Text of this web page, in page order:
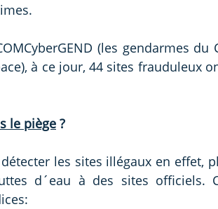
(les gendarmes du
à ce jour, 44 sites frauduleux
le piège ?
les sites illégaux en effet,
d´eau à des sites officiels.